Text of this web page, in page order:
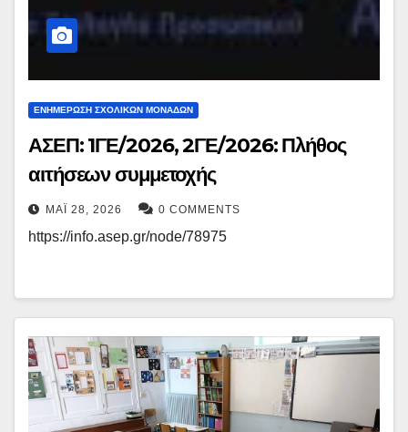
ΕΝΗΜΕΡΩΣΗ ΣΧΟΛΙΚΩΝ ΜΟΝΑΔΩΝ
ΑΣΕΠ: 1ΓΕ/2026, 2ΓΕ/2026: Πλήθος
αιτήσεων συμμετοχής
ΜΆΙ 28, 2026 0 COMMENTS
https://info.asep.gr/node/78975